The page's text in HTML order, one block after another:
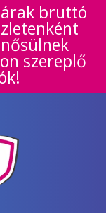
bruttó
szereplő